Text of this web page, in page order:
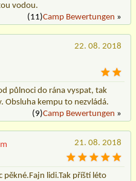
vodou.
(11)Camp Bewertungen »
22. 08. 2018
půlnoci do rána vyspat, tak
Obsluha kempu to nezvládá.
(9)Camp Bewertungen »
21. 08. 2018
pěkné.Fajn lidi.Tak příští léto